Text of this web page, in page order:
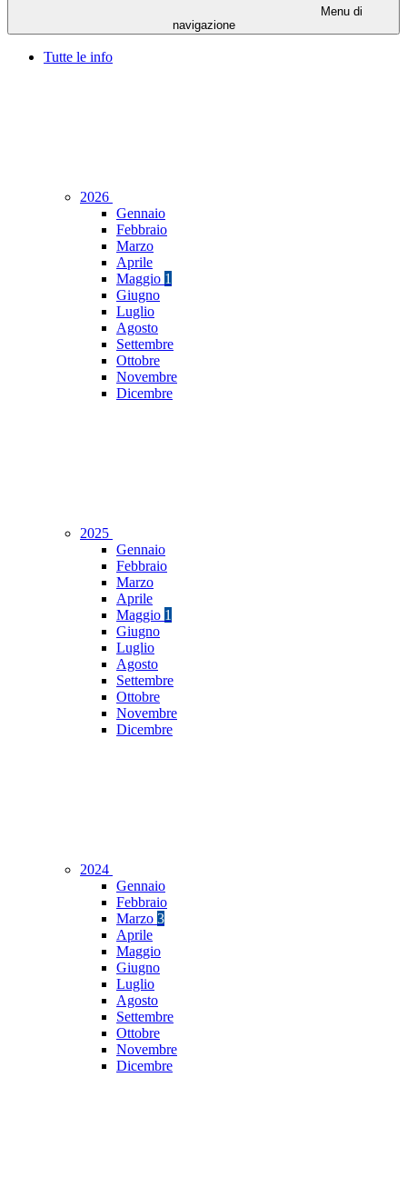
Menu di
navigazione
Tutte le info
2026
Gennaio
Febbraio
Marzo
Aprile
Maggio 1
Giugno
Luglio
Agosto
Settembre
Ottobre
Novembre
Dicembre
2025
Gennaio
Febbraio
Marzo
Aprile
Maggio 1
Giugno
Luglio
Agosto
Settembre
Ottobre
Novembre
Dicembre
2024
Gennaio
Febbraio
Marzo 3
Aprile
Maggio
Giugno
Luglio
Agosto
Settembre
Ottobre
Novembre
Dicembre